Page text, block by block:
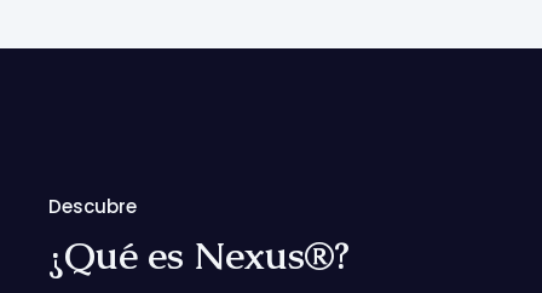
Descubre
¿Qué es Nexus®?